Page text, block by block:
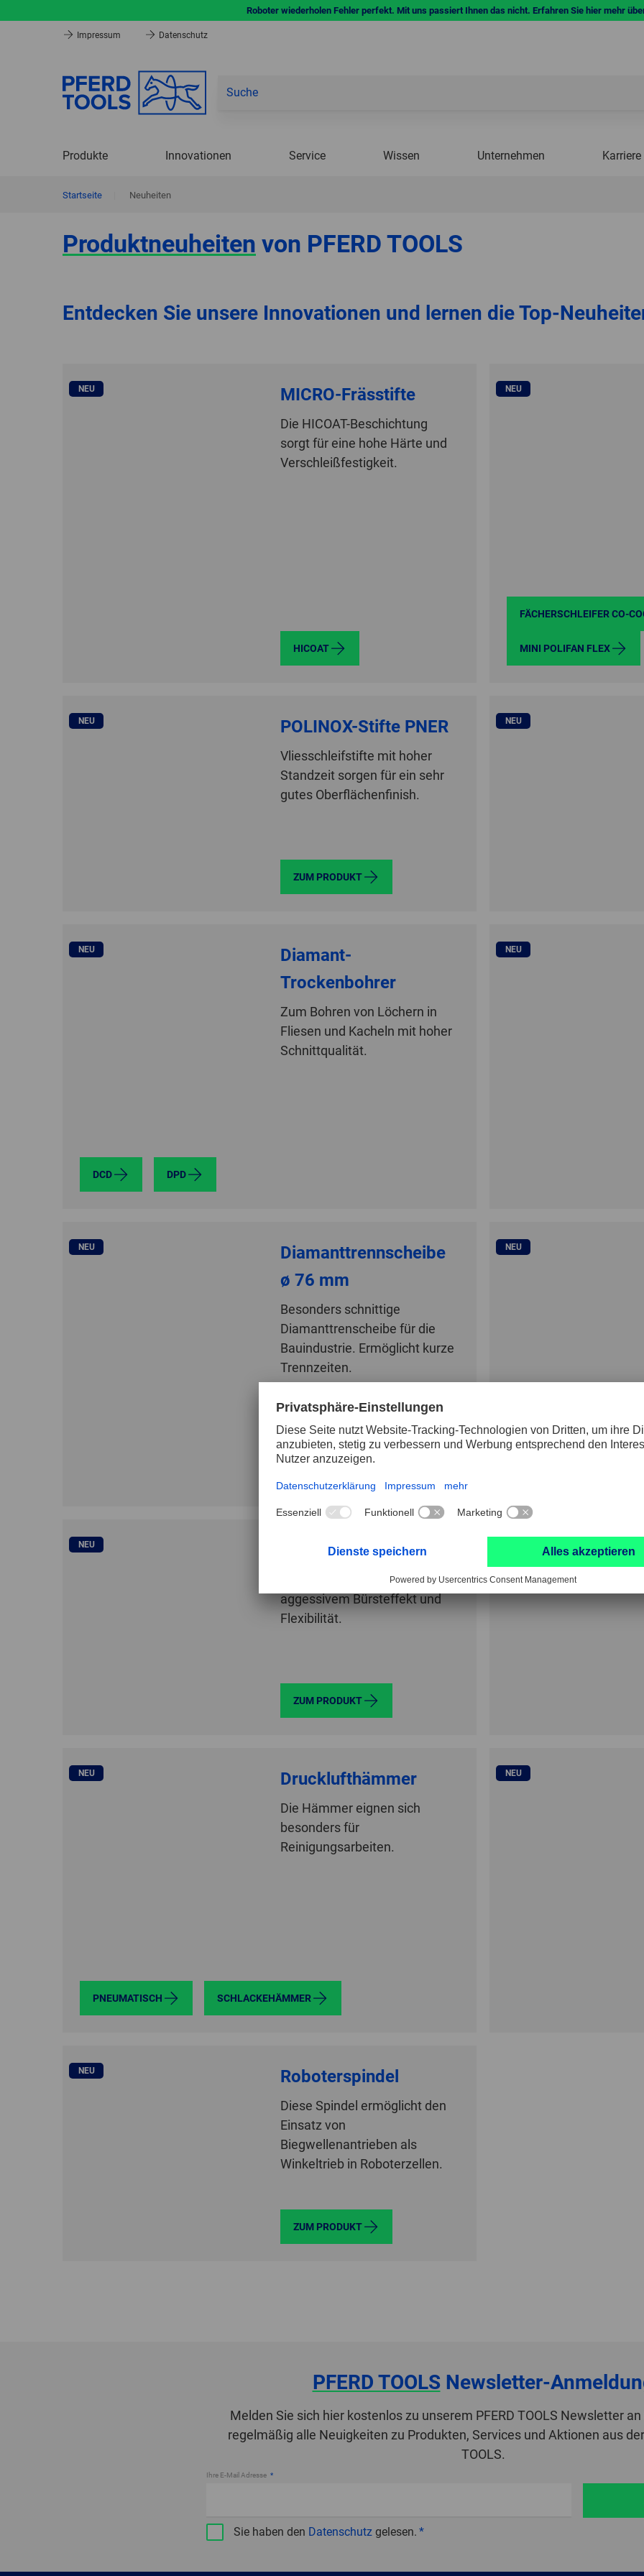
Roboter wiederholen Fehler perfekt. Mit uns passiert Ihnen das nicht. Erfahren Sie hier mehr
Impressum Datenschutz
Produkte Innovationen Service Wissen Unternehmen Karriere
Startseite Neuheiten
Produktneuheiten von PFERD TOOLS
Entdecken Sie unsere Innovationen und lernen die Top-
NEU MICRO-Frässtifte
Die HICOAT-Beschichtung
sorgt für eine hohe Härte und
Verschleißfestigkeit.
HICOAT
NEU
FÄCHERSCHLEIFER CO-
MINI POLIFAN FLEX
NEU POLINOX-Stifte PNER
Vliesschleifstifte mit hoher
Standzeit sorgen für ein sehr
gutes Oberflächenfinish.
ZUM PRODUKT
NEU
NEU
Diamant-
Trockenbohrer
Zum Bohren von Löchern in
Fliesen und Kacheln mit hoher
Schnittqualität.
DCD DPD
NEU
NEU
Diamanttrennscheibe
ø 76 mm
Besonders schnittige
Diamanttrenscheibe für die
Bauindustrie. Ermöglicht kurze
Trennzeiten.
NEU
NEU Litzendrahtbürsten
Die perfekte Kombination aus
aggessivem Bürsteffekt und
Flexibilität.
ZUM PRODUKT
NEU Drucklufthämmer
Die Hämmer eignen sich
besonders für
Reinigungsarbeiten.
PNEUMATISCH SCHLACKEHÄMMER
NEU
NEU Roboterspindel
Diese Spindel ermöglicht den
Einsatz von
Biegwellenantrieben als
Winkeltrieb in Roboterzellen.
ZUM PRODUKT
PFERD TOOLSNewsletter-
Melden Sie sich hier kostenlos zu unserem PFERD TOOLS Newsletter
regelmäßig alle Neuigkeiten zu Produkten, Services und Aktionen aus
TOOLS.
Ihre E-Mail Adresse
Sie haben den Datenschutz gelesen.